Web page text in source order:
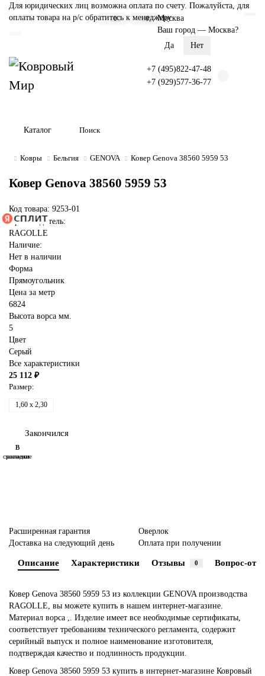
Для юридических лиц возможна оплата по счету. Пожалуйста, для
оплаты товара на р/с обратитесь к менеджеру
0 0
Москва
Ваш город — Москва?
+7 (495)822-47-48
+7 (929)577-36-77
Каталог
Ковры Бельгия GENOVA Ковер Genova 38560 5959 53
Ковер Genova 38560 5959 53
Код товара: 9253-01
Производитель:
RAGOLLE
Наличие:
Нет в наличии
Форма
Прямоугольник
Цена за метр
6824
Высота ворса мм.
5
Цвет
Серый
Все характеристики
25 112 ₽
Размер:
1,60 x 2,30
Закончился
В
закладки
В
сравнение
Расширенная гарантия
Оверлок
Доставка на следующий день
Оплата при получении
Описание Характеристики Отзывы 0 Вопрос-
Ковер Genova 38560 5959 53 из коллекции GENOVA производства
RAGOLLE, вы можете купить в нашем интернет-магазине.
Материал ворса ,. Изделие имеет все необходимые сертификаты,
соответствует требованиям технического регламента, содержит
серийный выпуск и полное наименование изготовителя,
подтверждая качество и подлинность продукции.
Ковер Genova 38560 5959 53 купить в интернет-магазине Ковровый